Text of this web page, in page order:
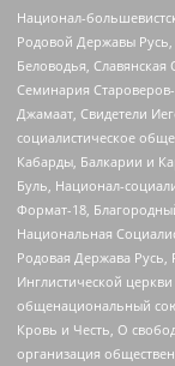
Национал-
Родовой Державы
Беловодья,
Семинария
Джамаат, Свидетели
социалистическое
Кабарды, Балкарии и
Буль, Национал-
Формат-18,
Национальная
Родовая Держава Русь,
Инглистической
общенациональный
Кровь и Честь, О
организация